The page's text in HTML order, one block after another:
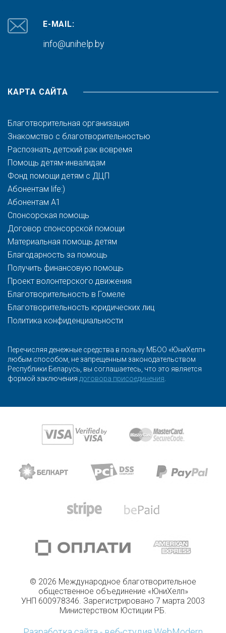
E-MAIL:
info@unihelp.by
КАРТА САЙТА
Благотворительная организация
Знакомство с благотворительностью
Распознать детский рак вовремя
Помощь детям-инвалидам
Фонд помощи детям с ДЦП
Абонентам life:)
Абонентам A1
Спонсорская помощь
Договор спонсорской помощи
Материальная помощь детям
Благодарность за помощь
Получить финансовую помощь
Проект волонтерского движения
Благотворительность в Гомеле
Благотворительность юридических лиц
Политика конфиденциальности
Перечисляя денежные средства в пользу МБОО «ЮниХелп»
любым способом, не запрещенным законодательством
Республики Беларусь, вы соглашаетесь, что это является
формой заключения договора присоединения.
© 2026 Международное благотворительное
общественное объединение «ЮниХелп»
УНП 600978346. Зарегистрировано 7 марта 2003
Министерством Юстиции РБ.